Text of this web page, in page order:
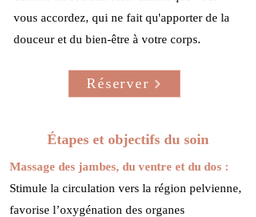
vous accordez, qui ne fait qu'apporter de la
douceur et du bien-être à votre corps.
Réserver
Étapes et objectifs du soin
Massage des jambes, du ventre et du dos :
Stimule la circulation vers la région pelvienne,
favorise l’oxygénation des organes